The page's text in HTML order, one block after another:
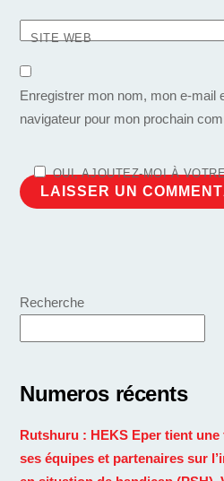
SITE WEB
Enregistrer mon nom, mon e-mail
navigateur pour mon prochain
OUI, AJOUTEZ-MOI À
Recherche
Numeros récents
Rutshuru : HEKS Eper tient
ses équipes et partenaires sur